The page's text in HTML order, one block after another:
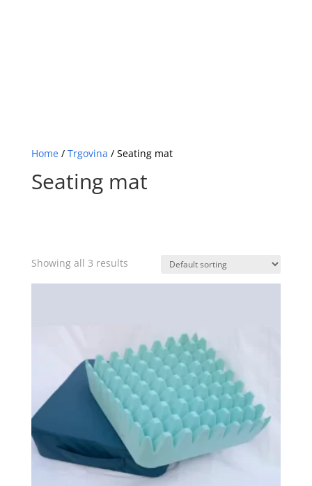
Home/ Trgovina / Seating mat
Seating mat
Showing all 3 results